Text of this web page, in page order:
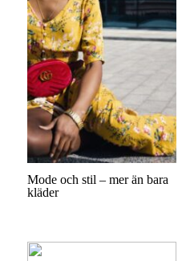
Mode och stil – mer än bara
kläder